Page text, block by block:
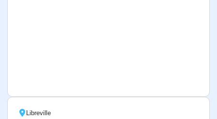
Libreville